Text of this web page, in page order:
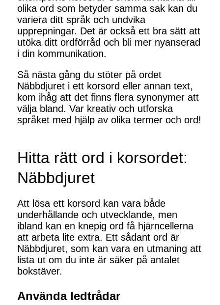
olika ord som betyder samma sak kan du
variera ditt språk och undvika
upprepningar. Det är också ett bra sätt att
utöka ditt ordförråd och bli mer nyanserad
i din kommunikation.
Så nästa gång du stöter på ordet
Näbbdjuret i ett korsord eller annan text,
kom ihåg att det finns flera synonymer att
välja bland. Var kreativ och utforska
språket med hjälp av olika termer och ord!
Hitta rätt ord i korsordet:
Näbbdjuret
Att lösa ett korsord kan vara både
underhållande och utvecklande, men
ibland kan en knepig ord få hjärncellerna
att arbeta lite extra. Ett sådant ord är
Näbbdjuret, som kan vara en utmaning att
lista ut om du inte är säker på antalet
bokstäver.
Använda ledtrådar